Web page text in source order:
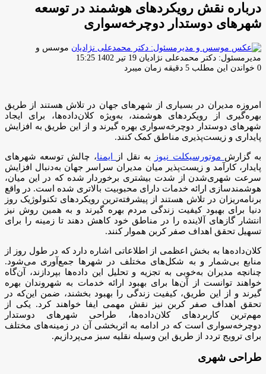
درباره نقش رویکردهای هوشمند در توسعه
شهرهای دوستدار دوچرخه‌سواری
موسس و
مدیرمسئول: دکتر محمدعلی نژادیان ارسال
ایمیل
19 تیر 1402 15:25
0 خواندن این مطلب 5 دقیقه زمان میبرد
امروزه مدیران در بسیاری از شهرهای جهان در تلاش هستند از طریق
بهره‌گیری از رویکردهای هوشمند، به‌ویژه کلان‌داده‌ها، برای ایجاد
شهرهای دوستدار دوچرخه‌سواری بهره گیرند و از این طریق به افزایش
پایداری و زیست‌پذیری مناطق کمک کنند.
به گزارش موتورسیکلت نیوز به نقل از ایمنا، چالش توسعه شهرهای
پایدار، کارآمد و زیست‌پذیر میان مدیران سراسر جهان به‌دنبال افزایش
سرعت شهری‌شدن از شدت بیشتری برخوردار شده که در این میان،
هوشمندسازی ارائه خدمات دارای محبوبیت بالاتری شده است. در واقع
برنامه‌ریزان در تلاش هستند از پیشرفته‌ترین رویکردهای تکنولوژیک روز
دنیا برای بهبود کیفیت زندگی مردم بهره گیرند و به همین روش نیز
انتشار گازهای آلاینده را در مناطق خود کاهش دهند تا زمینه را برای
تسهیل تحقق اهداف صفر کربن هموار کنند.
کلان‌داده‌ها به بخش اعظمی از اطلاعاتی اشاره دارد که در طول روز از
منابع بی‌شمار و به شکل‌های مختلف در شهرها جمع‌آوری می‌شود.
چنانچه مدیران به‌خوبی به تجزیه و تحلیل این داده‌ها بپردازند، آن‌گاه
خواهند توانست از آن‌ها برای بهبود ارائه خدمات به شهروندان بهره
گیرند و از این طریق، کیفیت زندگی را بهبود بخشند، ضمن این‌که در
تحقق اهداف صفر کربن نیز نقش مهمی ایفا خواهند کرد. یکی از
مهم‌ترین کاربردهای کلان‌داده‌ها، طراحی شهرهای دوستدار
دوچرخه‌سواری است که در ادامه به اثربخشی آن در زمینه‌های مختلف
برای ترویج تردد از طریق این وسیله نقلیه سبز می‌پردازیم.
طراحی شهری